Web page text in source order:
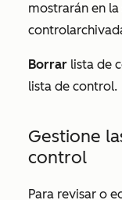
mostrarán en la
control
Borrar lista de
lista de control.
Gestione
control
Para revisar o